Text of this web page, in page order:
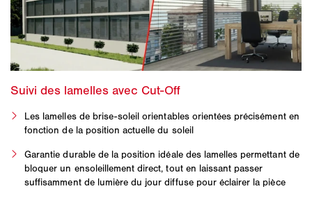
Les lamelles de brise-soleil orientables orientées précisément en
fonction de la position actuelle du soleil
Garantie durable de la position idéale des lamelles permettant de
bloquer un ensoleillement direct, tout en laissant passer
suffisamment de lumière du jour diffuse pour éclairer la pièce